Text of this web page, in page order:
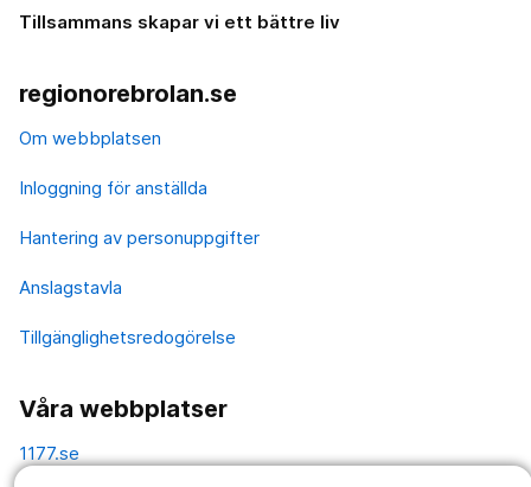
Tillsammans skapar vi ett bättre liv
regionorebrolan.se
Om webbplatsen
Inloggning för anställda
Hantering av personuppgifter
Anslagstavla
Tillgänglighetsredogörelse
Våra webbplatser
1177.se